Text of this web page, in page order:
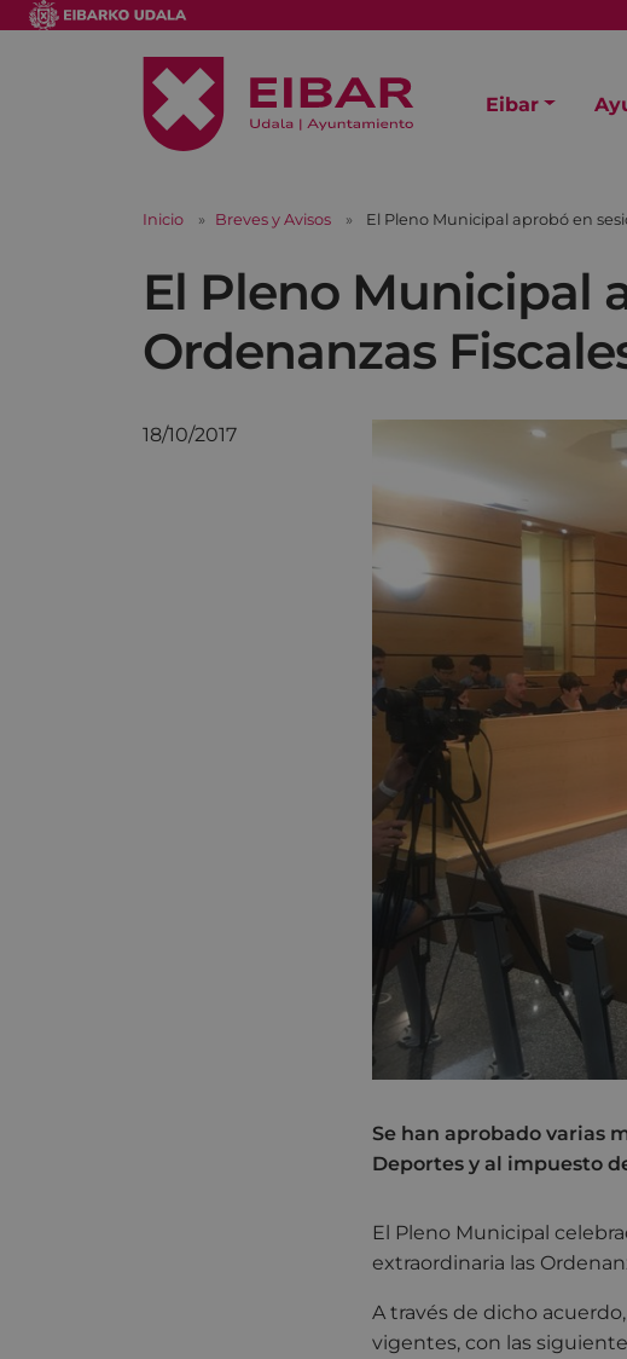
Eibar
Inicio Breves y Avisos El Pleno Municipal aprobó en
El Pleno Municipal
Ordenanzas
18/10/2017
Se han aprobado varias
Deportes y al impuesto
El Pleno Municipal
extraordinaria las
A través de dicho
vigentes, con las